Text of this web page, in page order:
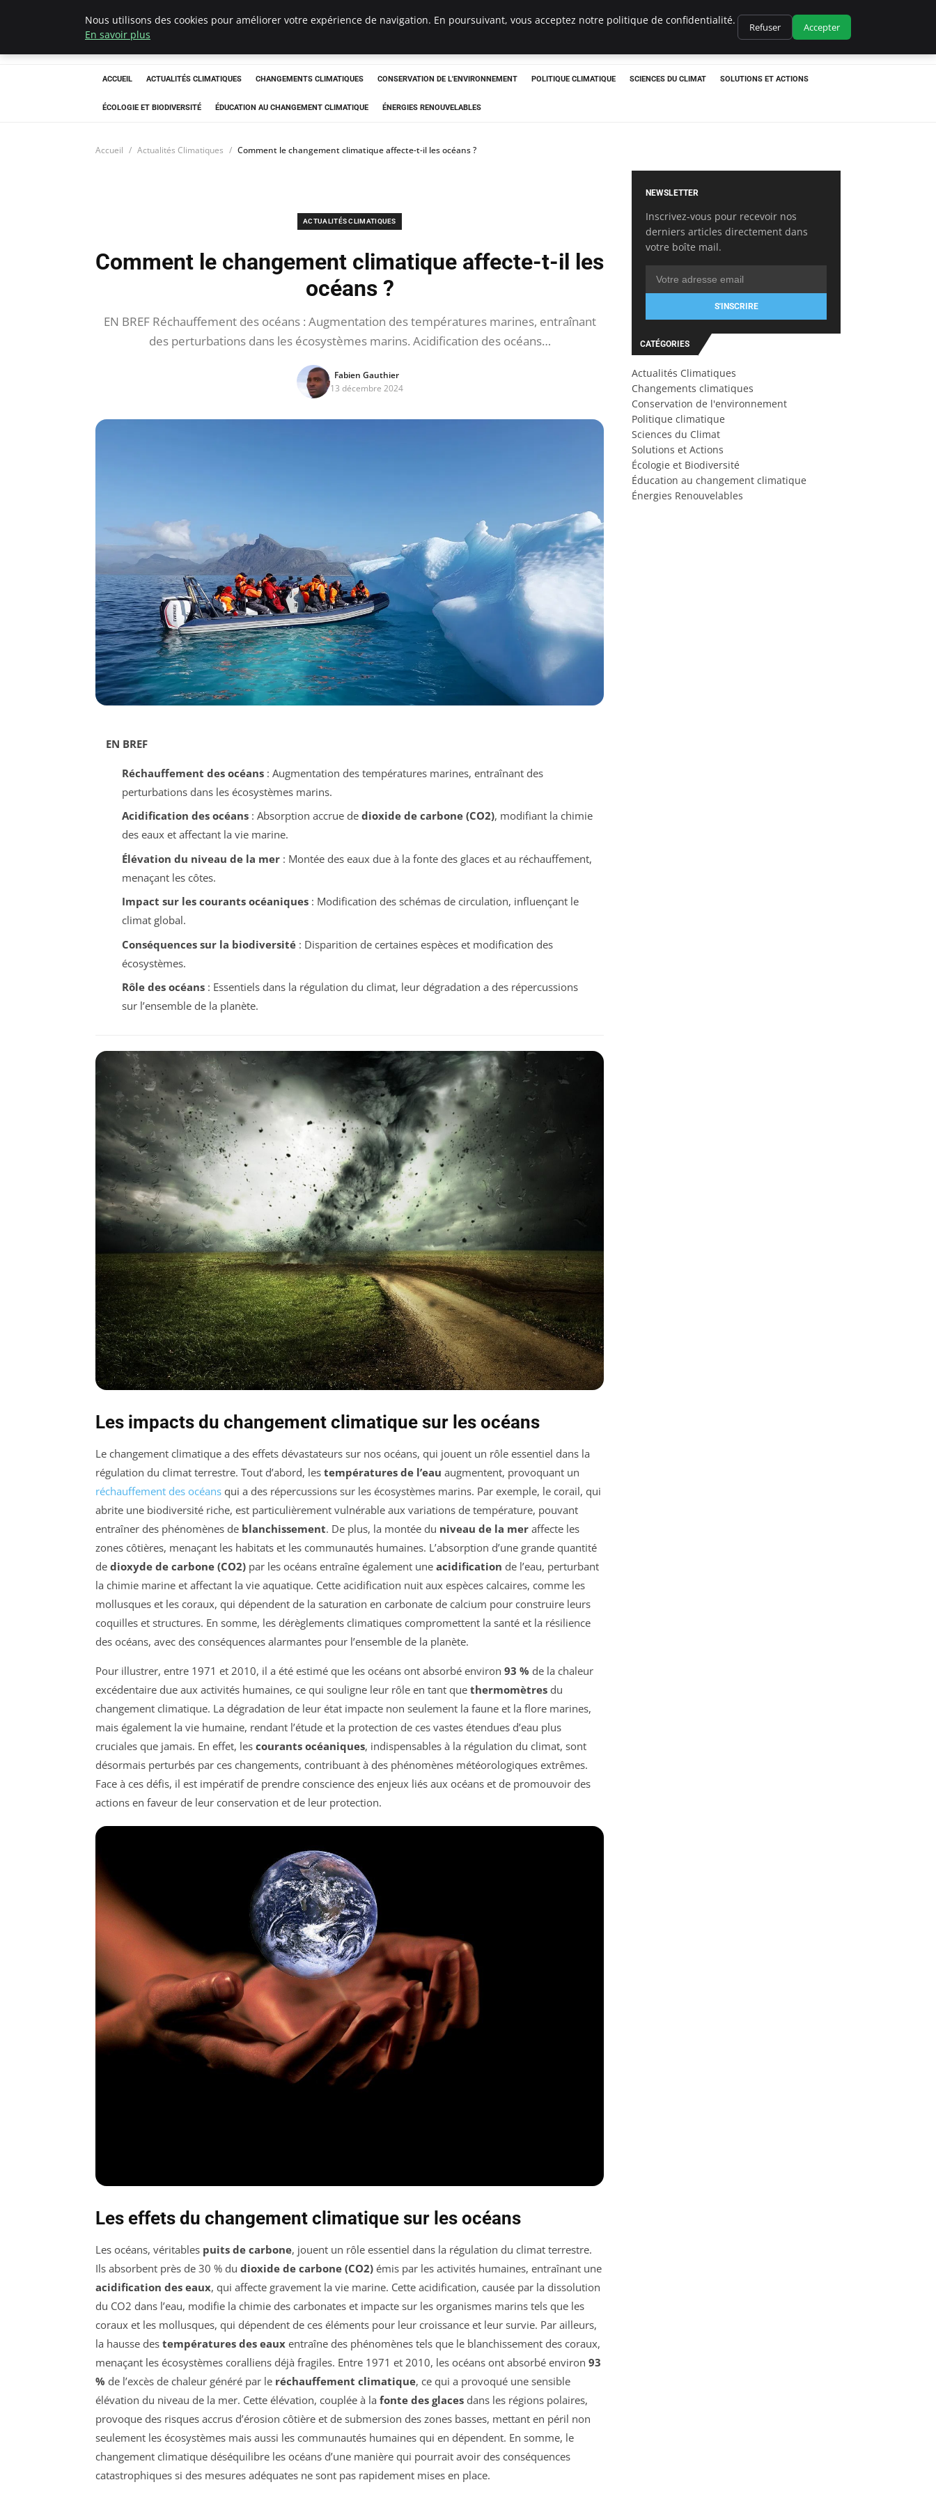
Climatedebtagents
ACCUEIL ACTUALITÉS CLIMATIQUES CHANGEMENTS CLIMATIQUES CONSERVATION DE L'ENVIRONNEMENT POLITIQUE CLIMATIQUE SCIENCES DU CLIMAT SOLUTIONS ET ACTIONS
ÉCOLOGIE ET BIODIVERSITÉ ÉDUCATION AU CHANGEMENT CLIMATIQUE ÉNERGIES RENOUVELABLES
Accueil Actualités Climatiques Comment le changement climatique affecte-t-il les océans ?
ACTUALITÉS CLIMATIQUES
Comment le changement climatique affecte-t-il les
océans ?
EN BREF Réchauffement des océans : Augmentation des températures marines, entraînant
des perturbations dans les écosystèmes marins. Acidification des océans…
Fabien Gauthier
13 décembre 2024
EN BREF
Réchauffement des océans: Augmentation des températures marines, entraînant des
perturbations dans les écosystèmes marins.
Acidification des océans: Absorption accrue de dioxide de carbone (CO2), modifiant la chimie
des eaux et affectant la vie marine.
Élévation du niveau de la mer: Montée des eaux due à la fonte des glaces et au réchauffement,
menaçant les côtes.
Impact sur les courants océaniques: Modification des schémas de circulation, influençant le
climat global.
Conséquences sur la biodiversité: Disparition de certaines espèces et modification des
écosystèmes.
Rôle des océans: Essentiels dans la régulation du climat, leur dégradation a des répercussions
sur l’ensemble de la planète.
Les impacts du changement climatique sur les océans
Le changement climatique a des effets dévastateurs sur nos océans, qui jouent un rôle essentiel dans la
régulation du climat terrestre. Tout d’abord, les températures de l’eau augmentent, provoquant un
réchauffement des océans qui a des répercussions sur les écosystèmes marins. Par exemple, le corail, qui
abrite une biodiversité riche, est particulièrement vulnérable aux variations de température, pouvant
entraîner des phénomènes de blanchissement. De plus, la montée du niveau de la mer affecte les
zones côtières, menaçant les habitats et les communautés humaines. L’absorption d’une grande quantité
de dioxyde de carbone (CO2) par les océans entraîne également une acidification de l’eau, perturbant
la chimie marine et affectant la vie aquatique. Cette acidification nuit aux espèces calcaires, comme les
mollusques et les coraux, qui dépendent de la saturation en carbonate de calcium pour construire leurs
coquilles et structures. En somme, les dérèglements climatiques compromettent la santé et la résilience
des océans, avec des conséquences alarmantes pour l’ensemble de la planète.
Pour illustrer, entre 1971 et 2010, il a été estimé que les océans ont absorbé environ 93 % de la chaleur
excédentaire due aux activités humaines, ce qui souligne leur rôle en tant que thermomètres du
changement climatique. La dégradation de leur état impacte non seulement la faune et la flore marines,
mais également la vie humaine, rendant l’étude et la protection de ces vastes étendues d’eau plus
cruciales que jamais. En effet, les courants océaniques, indispensables à la régulation du climat, sont
désormais perturbés par ces changements, contribuant à des phénomènes météorologiques extrêmes.
Face à ces défis, il est impératif de prendre conscience des enjeux liés aux océans et de promouvoir des
actions en faveur de leur conservation et de leur protection.
Les effets du changement climatique sur les océans
Les océans, véritables puits de carbone, jouent un rôle essentiel dans la régulation du climat terrestre.
Ils absorbent près de 30 % du dioxide de carbone (CO2) émis par les activités humaines, entraînant une
acidification des eaux, qui affecte gravement la vie marine. Cette acidification, causée par la dissolution
du CO2 dans l’eau, modifie la chimie des carbonates et impacte sur les organismes marins tels que les
coraux et les mollusques, qui dépendent de ces éléments pour leur croissance et leur survie. Par ailleurs,
la hausse des températures des eaux entraîne des phénomènes tels que le blanchissement des coraux,
menaçant les écosystèmes coralliens déjà fragiles. Entre 1971 et 2010, les océans ont absorbé environ 93
% de l’excès de chaleur généré par le réchauffement climatique, ce qui a provoqué une sensible
élévation du niveau de la mer. Cette élévation, couplée à la fonte des glaces dans les régions polaires,
provoque des risques accrus d’érosion côtière et de submersion des zones basses, mettant en péril non
seulement les écosystèmes mais aussi les communautés humaines qui en dépendent. En somme, le
changement climatique déséquilibre les océans d’une manière qui pourrait avoir des conséquences
catastrophiques si des mesures adéquates ne sont pas rapidement mises en place.
NEWSLETTER
Inscrivez-vous pour recevoir nos
derniers articles directement dans
votre boîte mail.
S'INSCRIRE
CATÉGORIES
Actualités Climatiques
Changements climatiques
Conservation de l'environnement
Politique climatique
Sciences du Climat
Solutions et Actions
Écologie et Biodiversité
Éducation au changement climatique
Énergies Renouvelables
Nous utilisons des cookies pour améliorer votre expérience de navigation. En poursuivant, vous acceptez notre politique de confidentialité.
En savoir plus
Refuser Accepter